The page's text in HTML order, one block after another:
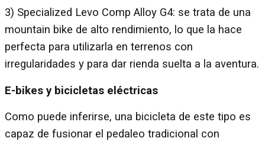
3) Specialized Levo Comp Alloy G4: se trata de una
mountain bike de alto rendimiento, lo que la hace
perfecta para utilizarla en terrenos con
irregularidades y para dar rienda suelta a la aventura.
E-bikes y bicicletas eléctricas
Como puede inferirse, una bicicleta de este tipo es
capaz de fusionar el pedaleo tradicional con